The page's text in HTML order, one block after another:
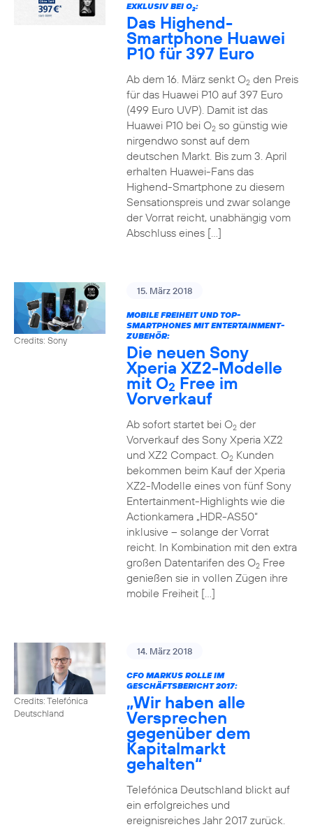
EXKLUSIV BEI O2:
Das Highend-
Smartphone Huawei
P10 für 397 Euro
Ab dem 16. März senkt O2den Preis
für das Huawei P10 auf 397 Euro
(499 Euro UVP). Damit ist das
Huawei P10 bei O2so günstig wie
nirgendwo sonst auf dem
deutschen Markt. Bis zum 3. April
erhalten Huawei-Fans das
Highend-Smartphone zu diesem
Sensationspreis und zwar solange
der Vorrat reicht, unabhängig vom
Abschluss eines […]
Credits: Sony
15. März 2018
MOBILE FREIHEIT UND TOP-
SMARTPHONES MIT ENTERTAINMENT-
ZUBEHÖR:
Die neuen Sony
Xperia XZ2-Modelle
mit O2 Free im
Vorverkauf
Ab sofort startet bei O2der
Vorverkauf des Sony Xperia XZ2
und XZ2 Compact. O2Kunden
bekommen beim Kauf der Xperia
XZ2-Modelle eines von fünf Sony
Entertainment-Highlights wie die
Actionkamera „HDR-AS50“
inklusive – solange der Vorrat
reicht. In Kombination mit den extra
großen Datentarifen des O2Free
genießen sie in vollen Zügen ihre
mobile Freiheit […]
Credits: Telefónica
Deutschland
14. März 2018
CFO MARKUS ROLLE IM
GESCHÄFTSBERICHT 2017:
„Wir haben alle
Versprechen
gegenüber dem
Kapitalmarkt
gehalten“
Telefónica Deutschland blickt auf
ein erfolgreiches und
ereignisreiches Jahr 2017 zurück.